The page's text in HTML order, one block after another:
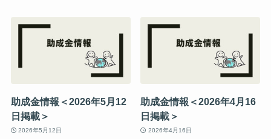
助成金情報＜2026年5月12
日掲載＞
2026年5月12日
助成金情報＜2026年4月16
日掲載＞
2026年4月16日